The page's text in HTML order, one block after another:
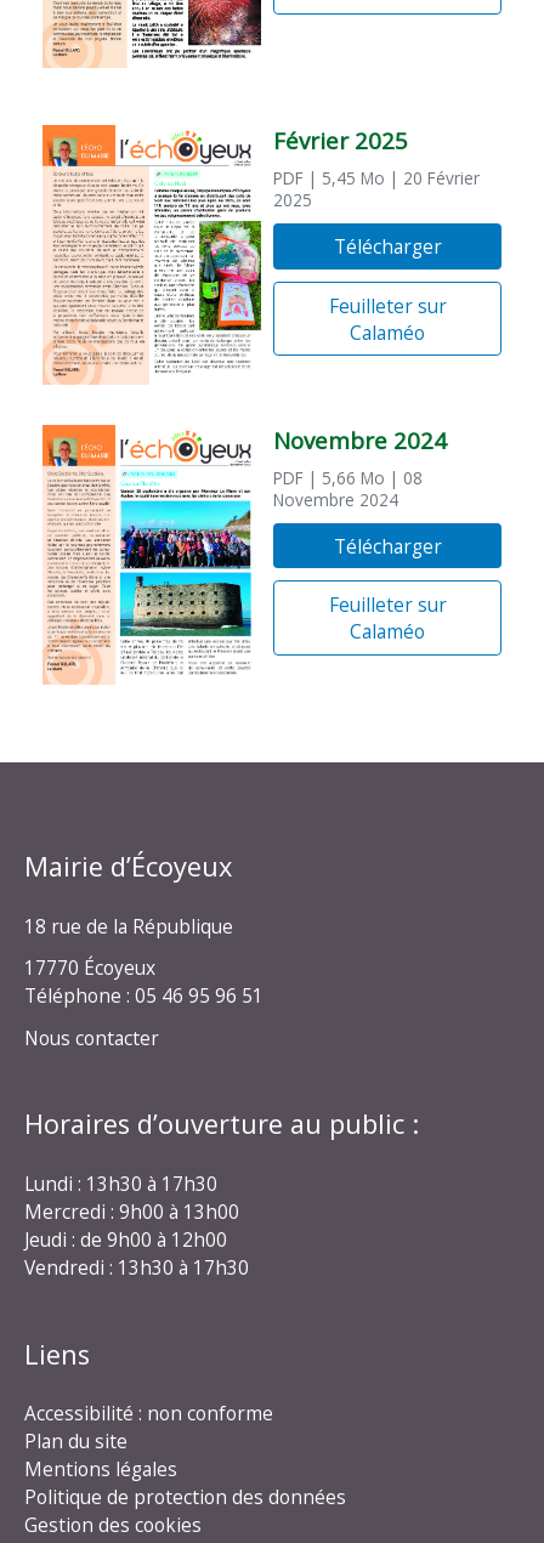
Février 2025
PDF | 5,45 Mo | 20 Février
2025
Télécharger
Feuilleter sur
Calaméo
Novembre 2024
PDF | 5,66 Mo | 08
Novembre 2024
Télécharger
Feuilleter sur
Calaméo
Mairie d’Écoyeux
18 rue de la République
17770 Écoyeux
Téléphone : 05 46 95 96 51
Nous contacter
Horaires d’ouverture au public :
Lundi : 13h30 à 17h30
Mercredi : 9h00 à 13h00
Jeudi : de 9h00 à 12h00
Vendredi : 13h30 à 17h30
Liens
Accessibilité : non conforme
Plan du site
Mentions légales
Politique de protection des données
Gestion des cookies